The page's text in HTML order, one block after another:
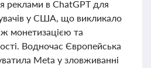
реклами в ChatGPT для
у США, що викликало
монетизацією та
Водночас Європейська
Meta у зловживанні